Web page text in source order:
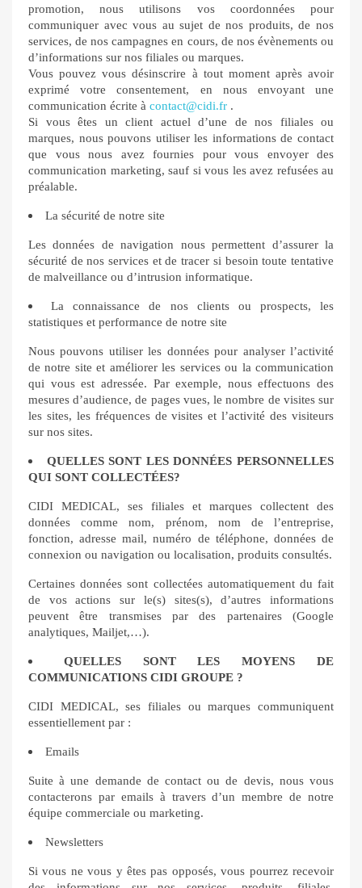
promotion, nous utilisons vos coordonnées pour
communiquer avec vous au sujet de nos produits, de nos
services, de nos campagnes en cours, de nos évènements ou
d’informations sur nos filiales ou marques.
Vous pouvez vous désinscrire à tout moment après avoir
exprimé votre consentement, en nous envoyant une
communication écrite à contact@cidi.fr .
Si vous êtes un client actuel d’une de nos filiales ou
marques, nous pouvons utiliser les informations de contact
que vous nous avez fournies pour vous envoyer des
communication marketing, sauf si vous les avez refusées au
préalable.
La sécurité de notre site
Les données de navigation nous permettent d’assurer la
sécurité de nos services et de tracer si besoin toute tentative
de malveillance ou d’intrusion informatique.
La connaissance de nos clients ou prospects, les
statistiques et performance de notre site
Nous pouvons utiliser les données pour analyser l’activité
de notre site et améliorer les services ou la communication
qui vous est adressée. Par exemple, nous effectuons des
mesures d’audience, de pages vues, le nombre de visites sur
les sites, les fréquences de visites et l’activité des visiteurs
sur nos sites.
QUELLES SONT LES DONNÉES PERSONNELLES
QUI SONT COLLECTÉES?
CIDI MEDICAL, ses filiales et marques collectent des
données comme nom, prénom, nom de l’entreprise,
fonction, adresse mail, numéro de téléphone, données de
connexion ou navigation ou localisation, produits consultés.
Certaines données sont collectées automatiquement du fait
de vos actions sur le(s) sites(s), d’autres informations
peuvent être transmises par des partenaires (Google
analytiques, Mailjet,…).
QUELLES SONT LES MOYENS DE
COMMUNICATIONS CIDI GROUPE ?
CIDI MEDICAL, ses filiales ou marques communiquent
essentiellement par :
Emails
Suite à une demande de contact ou de devis, nous vous
contacterons par emails à travers d’un membre de notre
équipe commerciale ou marketing.
Newsletters
Si vous ne vous y êtes pas opposés, vous pourrez recevoir